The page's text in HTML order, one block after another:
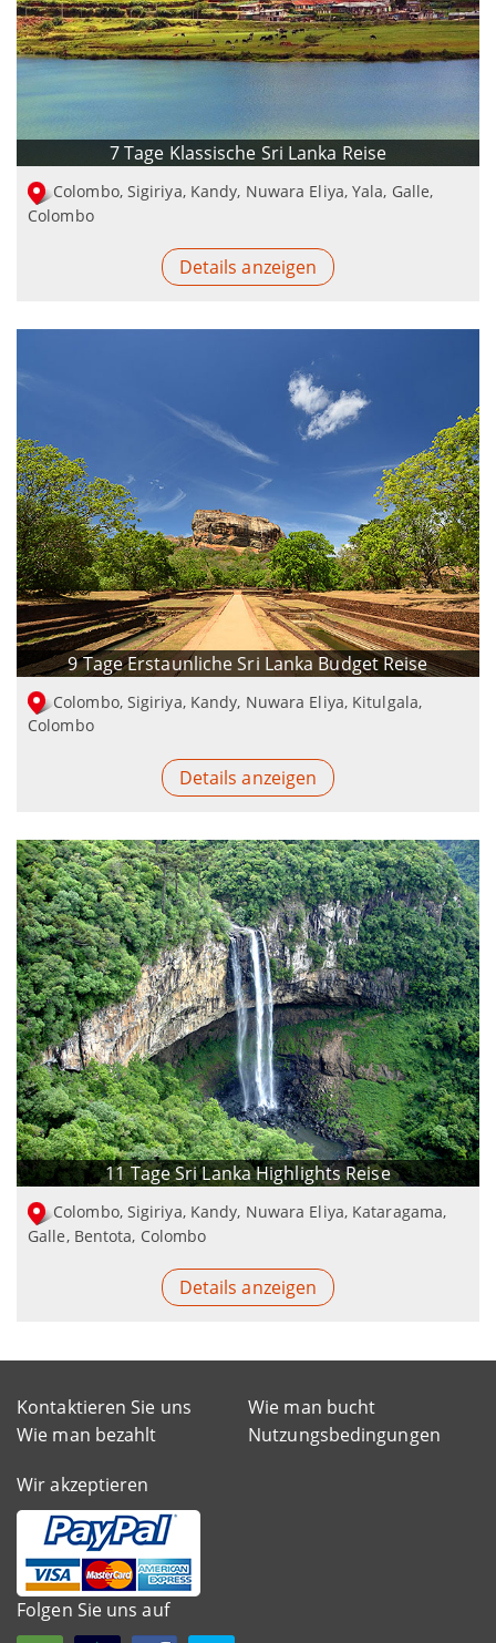
7 Tage Klassische Sri Lanka Reise
Colombo, Sigiriya, Kandy, Nuwara Eliya, Yala, Galle,
Colombo
Details anzeigen
9 Tage Erstaunliche Sri Lanka Budget Reise
Colombo, Sigiriya, Kandy, Nuwara Eliya, Kitulgala,
Colombo
Details anzeigen
11 Tage Sri Lanka Highlights Reise
Colombo, Sigiriya, Kandy, Nuwara Eliya, Kataragama,
Galle, Bentota, Colombo
Details anzeigen
Kontaktieren Sie uns
Wie man bucht
Wie man bezahlt
Nutzungsbedingungen
Wir akzeptieren
Folgen Sie uns auf